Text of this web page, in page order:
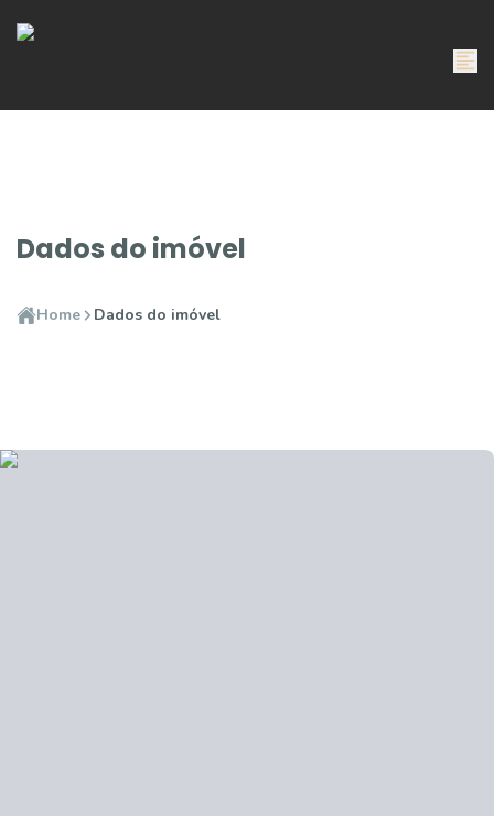
Dados do imóvel
Home Dados do imóvel